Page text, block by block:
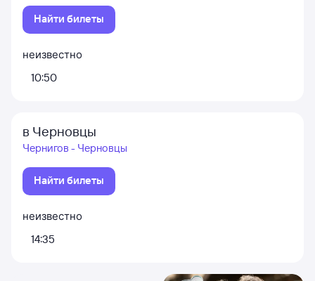
Найти билеты
неизвестно
10:50
в Черновцы
Чернигов - Черновцы
Найти билеты
неизвестно
14:35